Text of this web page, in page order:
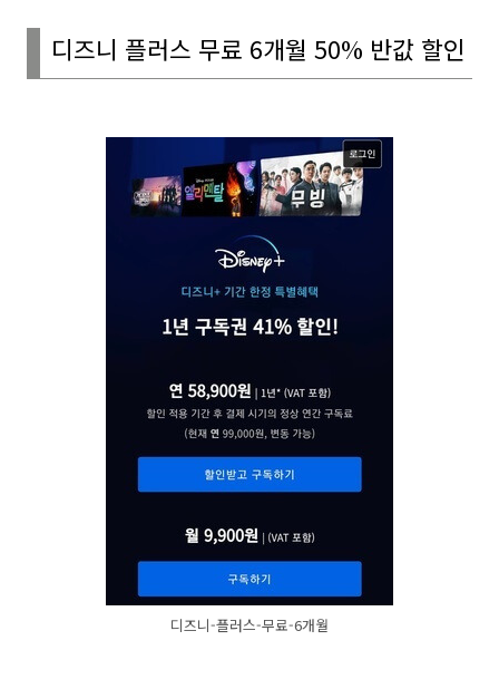
디즈니 플러스 무료 6개월 50% 반값 할인
디즈니-플러스-무료-6개월